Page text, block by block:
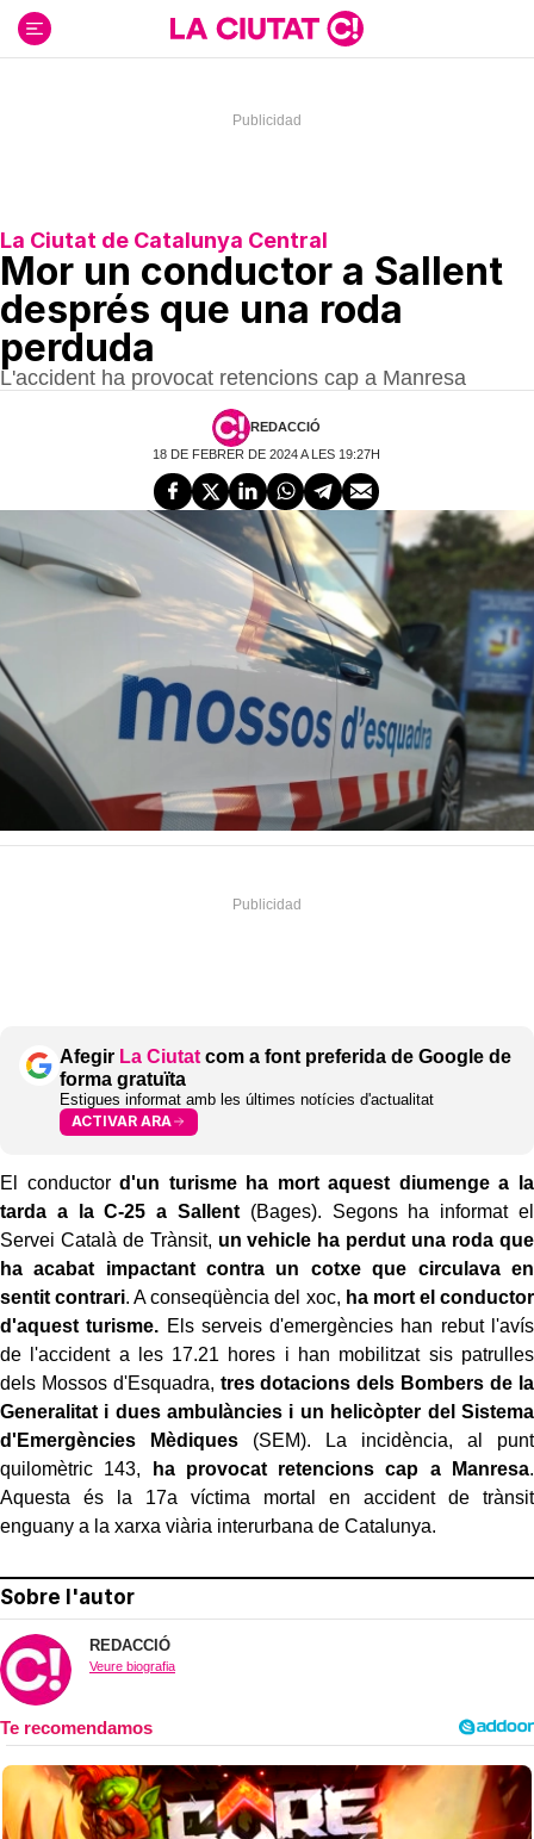
contenido
La Ciutat de Catalunya Central
Mor un conductor a Sallent
després que una roda
perduda
L'accident ha provocat retencions cap a Manresa
REDACCIÓ
18 DE FEBRER DE 2024 A LES 19:27H
Afegir La Ciutat com a font preferida de Google de
forma gratuïta
Estigues informat amb les últimes notícies d'actualitat
ACTIVAR ARA
El conductord'un turisme ha mort aquest diumenge a la
tarda a la C-25 a Sallent(Bages). Segons ha informat el
Servei Català de Trànsit, un vehicle ha perdut una roda que
ha acabat impactant contra un cotxe que circulava en
sentit contrari. A conseqüència del xoc, ha mort el conductor
d'aquest turisme. Els serveis d'emergències han rebut l'avís
de l'accident a les 17.21 hores i han mobilitzat sis patrulles
dels Mossos d'Esquadra, tres dotacions dels Bombers de la
Generalitat i dues ambulàncies i un helicòpter del Sistema
d'Emergències Mèdiques (SEM). La incidència, al punt
quilomètric 143,
ha provocat retencions cap a Manresa.
Aquesta és la 17a víctima mortal en accident de trànsit
enguany a la xarxa viària interurbana de Catalunya.
Sobre l'autor
REDACCIÓ
Veure biografia